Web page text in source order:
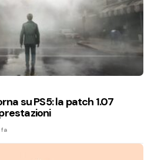
su PS5: la patch 1.07
fa